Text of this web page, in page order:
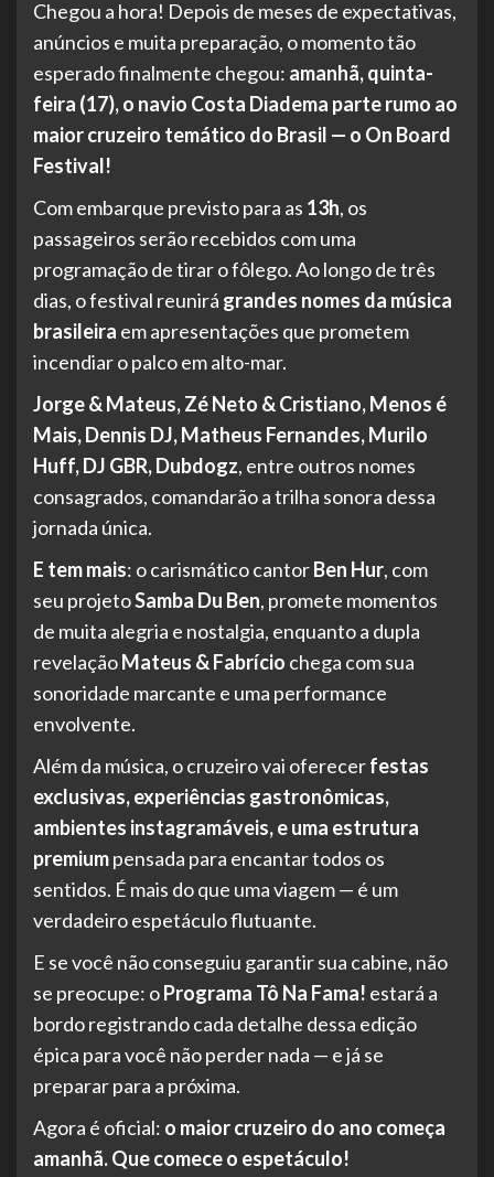
Chegou a hora! Depois de meses de expectativas,
anúncios e muita preparação, o momento tão
esperado finalmente chegou: amanhã, quinta-
feira (17), o navio Costa Diadema parte rumo ao
maior cruzeiro temático do Brasil — o On Board
Festival!
Com embarque previsto para as 13h, os
passageiros serão recebidos com uma
programação de tirar o fôlego. Ao longo de três
dias, o festival reunirá grandes nomes da música
brasileira em apresentações que prometem
incendiar o palco em alto-mar.
Jorge & Mateus, Zé Neto & Cristiano, Menos é
Mais, Dennis DJ, Matheus Fernandes, Murilo
Huff, DJ GBR, Dubdogz, entre outros nomes
consagrados, comandarão a trilha sonora dessa
jornada única.
E tem mais: o carismático cantorBen Hur, com
seu projetoSamba Du Ben, promete momentos
de muita alegria e nostalgia, enquanto a dupla
revelaçãoMateus & Fabrício chega com sua
sonoridade marcante e uma performance
envolvente.
Além da música, o cruzeiro vai oferecerfestas
exclusivas, experiências gastronômicas,
ambientes instagramáveis, e uma estrutura
premiumpensada para encantar todos os
sentidos. É mais do que uma viagem — é um
verdadeiro espetáculo flutuante.
E se você não conseguiu garantir sua cabine, não
se preocupe: oPrograma Tô Na Fama! estará a
bordo registrando cada detalhe dessa edição
épica para você não perder nada — e já se
preparar para a próxima.
Agora é oficial: o maior cruzeiro do ano começa
amanhã. Que comece o espetáculo!